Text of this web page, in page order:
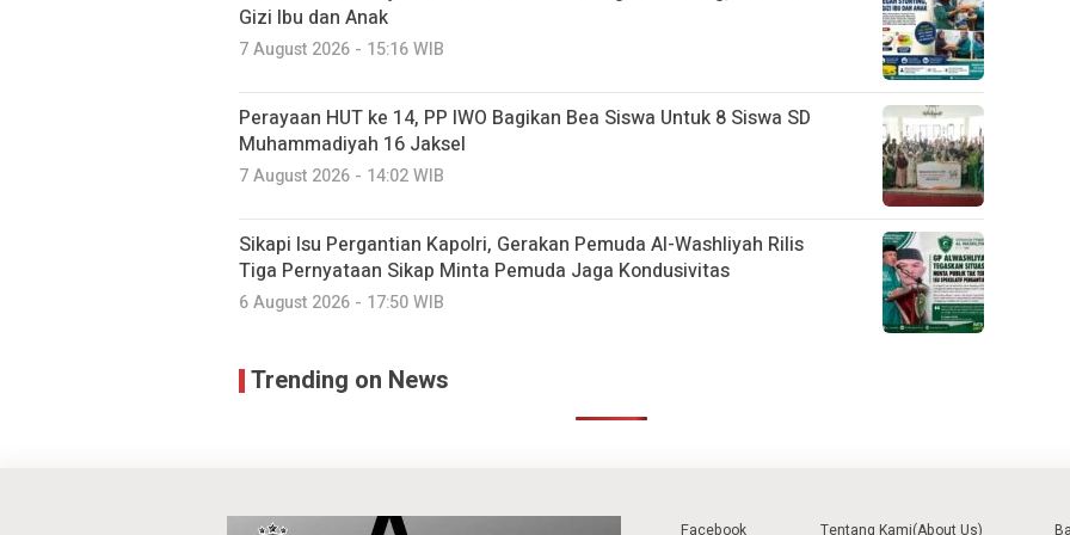
Gizi Ibu dan Anak
7 August 2026 - 15:16 WIB
Perayaan HUT ke 14, PP IWO Bagikan Bea Siswa Untuk 8 Siswa SD
Muhammadiyah 16 Jaksel
7 August 2026 - 14:02 WIB
Sikapi Isu Pergantian Kapolri, Gerakan Pemuda Al-Washliyah Rilis
Tiga Pernyataan Sikap Minta Pemuda Jaga Kondusivitas
6 August 2026 - 17:50 WIB
Trending on News
Facebook Tentang Kami(About Us)